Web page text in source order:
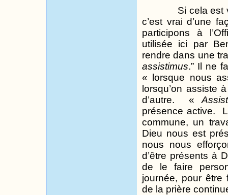
Si cela est
c’est vrai d’une
participons à
utilisée ici par
rendre dans une
assistimus.” Il ne
« lorsque nous
lorsqu’on assiste
d’autre.
«
présence active.
commune, un
Dieu nous est
nous nous
d’être présents à
de le faire
journée, pour être
de la prière